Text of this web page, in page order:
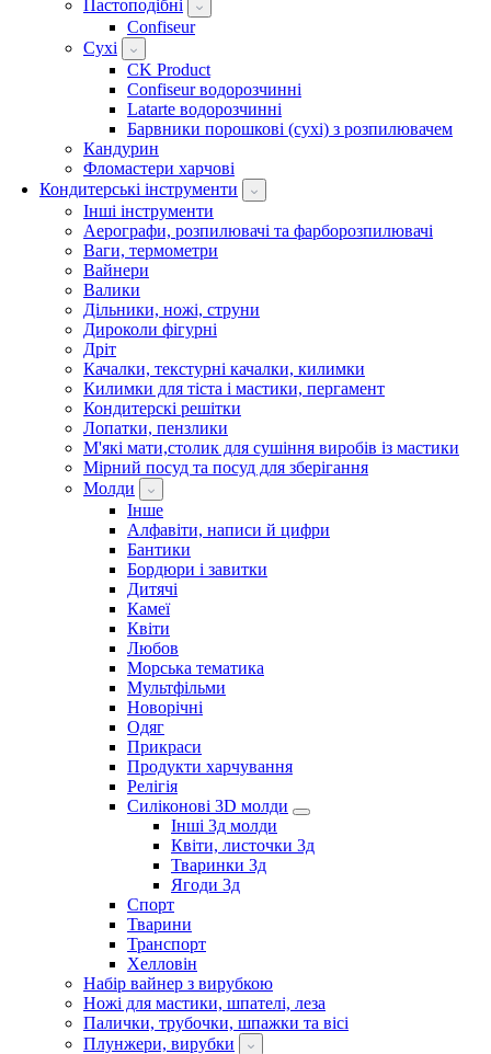
Пастоподібні
Confiseur
Сухі
CK Product
Confiseur водорозчинні
Latarte водорозчинні
Барвники порошкові (сухі) з розпилювачем
Кандурин
Фломастери харчові
Кондитерські інструменти
Інші інструменти
Аерографи, розпилювачі та фарборозпилювачі
Ваги, термометри
Вайнери
Валики
Дільники, ножі, струни
Дироколи фігурні
Дріт
Качалки, текстурні качалки, килимки
Килимки для тіста і мастики, пергамент
Кондитерскі решітки
Лопатки, пензлики
М'які мати,столик для сушіння виробів із мастики
Мірний посуд та посуд для зберігання
Молди
Інше
Алфавіти, написи й цифри
Бантики
Бордюри і завитки
Дитячі
Камеї
Квіти
Любов
Морська тематика
Мультфільми
Новорічні
Одяг
Прикраси
Продукти харчування
Релігія
Силіконові 3D молди
Інші 3д молди
Квіти, листочки 3д
Тваринки 3д
Ягоди 3д
Спорт
Тварини
Транспорт
Хелловін
Набір вайнер з вирубкою
Ножі для мастики, шпателі, леза
Палички, трубочки, шпажки та вісі
Плунжери, вирубки